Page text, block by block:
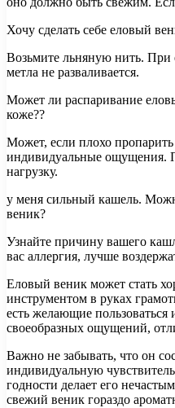
Хочу сделать себе еловый
Возьмите льняную нить. При
метла не разваливается.
Может ли распаривание
коже??
Может, если плохо
индивидуальные ощущения.
нагрузку.
у меня сильный кашель.
веник?
Узнайте причину вашего
вас аллергия, лучше
Еловый веник может стать
инструментом в руках
есть желающие пользоваться
своеобразных ощущений,
Важно не забывать, что он
индивидуальную
годности делает его
свежий веник гораздо